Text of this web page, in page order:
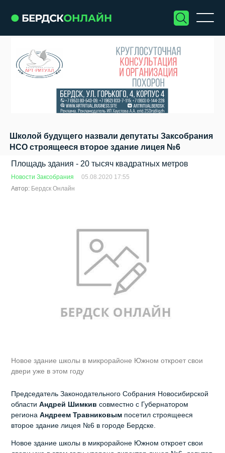
Школой будущего назвали депутаты Заксобрания
НСО строящееся второе здание лицея №6
Площадь здания - 20 тысяч квадратных метров
Новости Заксобрания
05.08.2020 17:55
Автор: Бердск Онлайн
Новое здание школы в микрорайоне Южном откроет свои
двери уже в этом году
Председатель Законодательного Собрания Новосибирской
областиАндрей Шимкивсовместно с Губернатором
регионаАндреем Травниковым посетил строящееся
второе здание лицея №6 в городе Бердске.
Новое здание школы в микрорайоне Южном откроет свои